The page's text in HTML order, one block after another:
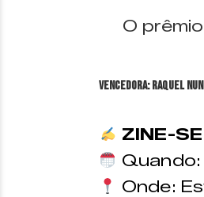
O
VENCEDORA: Raquel
ZINE-
Onde: